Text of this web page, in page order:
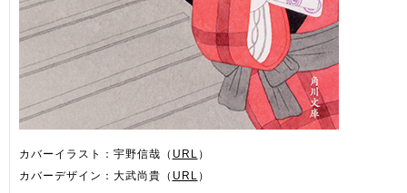
カバーイラスト：宇野信哉（ URL ）
カバーデザイン：大武尚貴（ URL ）